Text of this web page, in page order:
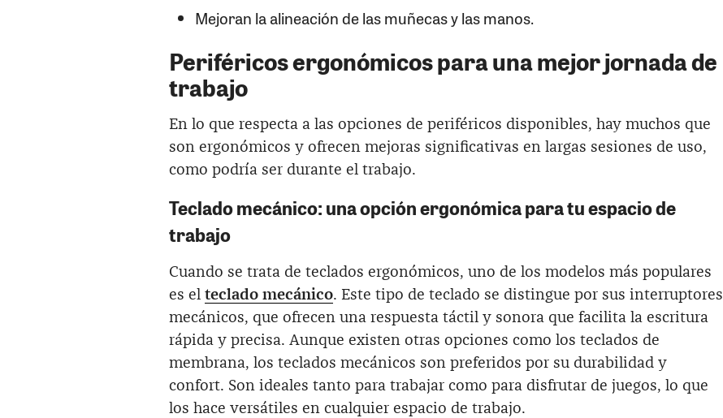
Mejoran la alineación de las muñecas y las manos.
Periféricos ergonómicos para una mejor jornada de
trabajo
En lo que respecta a las opciones de periféricos disponibles, hay muchos que
son ergonómicos y ofrecen mejoras significativas en largas sesiones de uso,
como podría ser durante el trabajo.
Teclado mecánico: una opción ergonómica para tu espacio de
trabajo
Cuando se trata de teclados ergonómicos, uno de los modelos más populares
es el teclado mecánico. Este tipo de teclado se distingue por sus interruptores
mecánicos, que ofrecen una respuesta táctil y sonora que facilita la escritura
rápida y precisa. Aunque existen otras opciones como los teclados de
membrana, los teclados mecánicos son preferidos por su durabilidad y
confort. Son ideales tanto para trabajar como para disfrutar de juegos, lo que
los hace versátiles en cualquier espacio de trabajo.